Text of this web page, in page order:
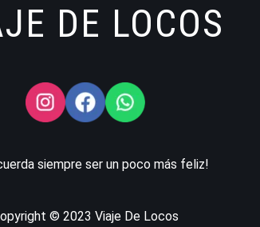
DE LOCOS
siempre ser un poco más feliz!
© 2023 Viaje De Locos